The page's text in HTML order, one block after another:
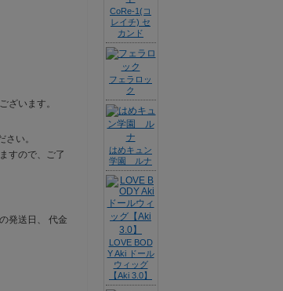
ざいます。
い。
すので、ご了
発送日、 代金
CoRe-1(コ
レイチ) セ
カンド
フェラロッ
ク
はめキュン
学園 ルナ
LOVE BOD
Y Aki ドール
ウィッグ
【Aki 3.0】